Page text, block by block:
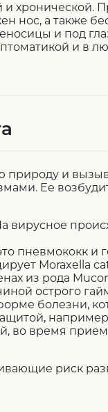
и хронической.
нос, а также
и под
и в
природу и
Ее
вирусное
пневмококк и
Moraxella
из рода
острого
болезни,
во время
риск